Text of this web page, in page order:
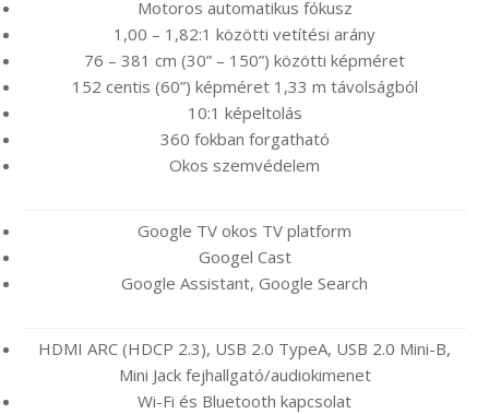
Motoros automatikus fókusz
1,00 – 1,82:1 közötti vetítési arány
76 – 381 cm (30” – 150”) közötti képméret
152 centis (60”) képméret 1,33 m távolságból
10:1 képeltolás
360 fokban forgatható
Okos szemvédelem
Google TV okos TV platform
Googel Cast
Google Assistant, Google Search
HDMI ARC (HDCP 2.3), USB 2.0 TypeA, USB 2.0 Mini-B,
Mini Jack fejhallgató/audiokimenet
Wi-Fi és Bluetooth kapcsolat